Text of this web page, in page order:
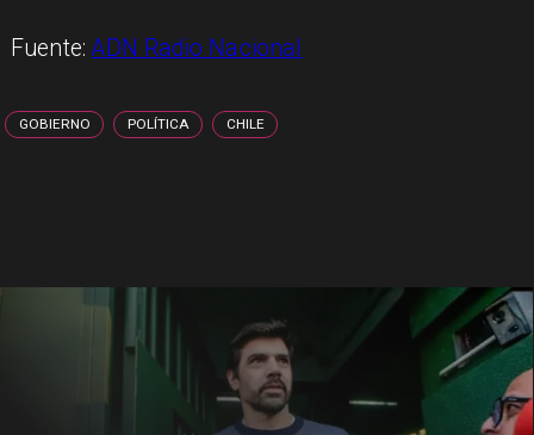
Fuente:ADN Radio Nacional
GOBIERNO POLÍTICA CHILE